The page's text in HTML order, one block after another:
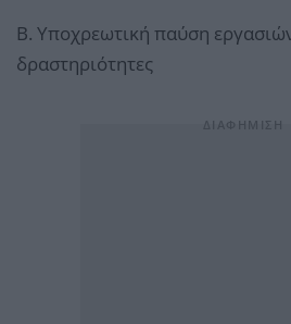
Β. Υποχρεωτική παύση
δραστηριότητες